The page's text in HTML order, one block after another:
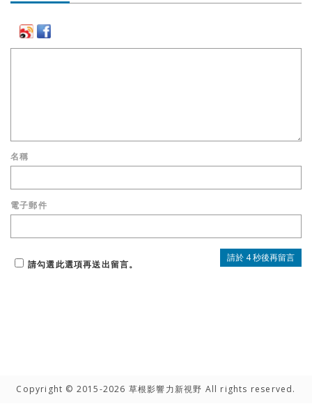
名稱
電子郵件
請勾選此選項再送出留言。
Copyright © 2015-2026 草根影響力新視野 All rights reserved.